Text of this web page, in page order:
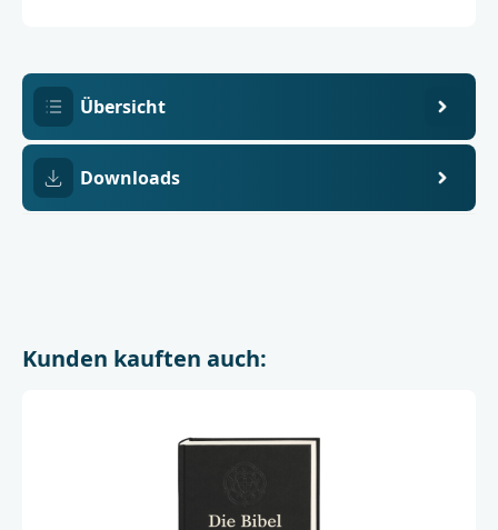
Übersicht
Downloads
Kunden kauften auch: